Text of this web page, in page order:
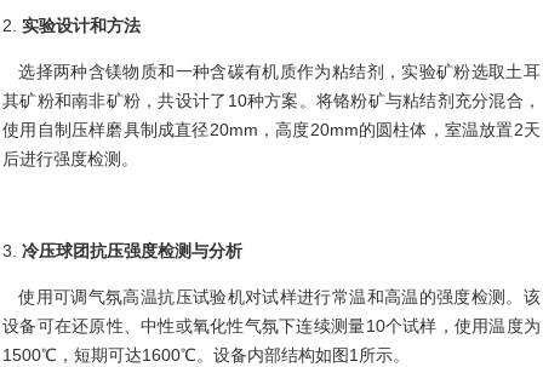
2.实验设计和方法
选择两种含镁物质和一种含碳有机质作为粘结剂，实验矿粉选取土耳
其矿粉和南非矿粉，共设计了 10种方案。将铬粉矿与粘结剂充分混合，
使用自制压样磨具制成直径20mm，高度20mm的圆柱体，室温放置2天
后进行强度检测。
3.冷压球团抗压强度检测与分析
使用可调气氛高温抗压试验机对试样进行常温和高温的强度检测。该
设备可在还原性、中性或氧化性气氛下连续测量10个试样，使用温度为
1500℃，短期可达1600℃。设备内部结构如图1所示。